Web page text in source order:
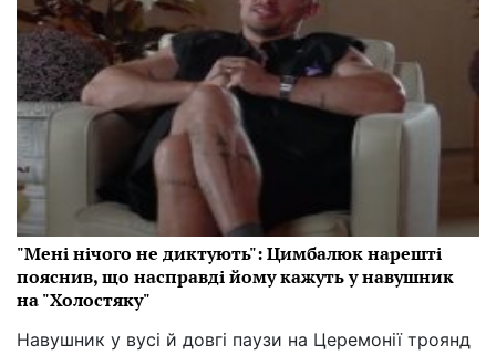
"Мені нічого не диктують": Цимбалюк нарешті
пояснив, що насправді йому кажуть у навушник
на "Холостяку"
Навушник у вусі й довгі паузи на Церемонії троянд